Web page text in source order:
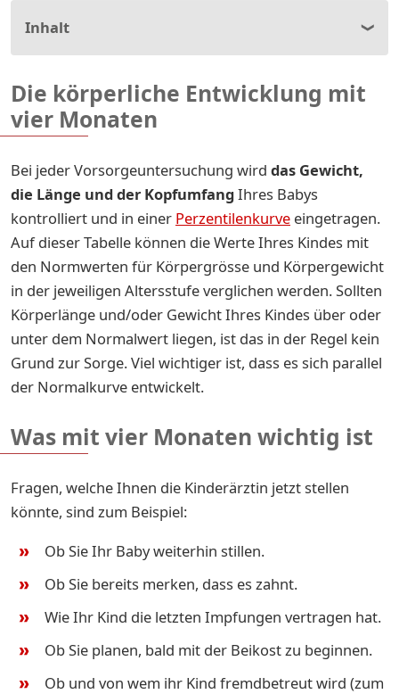
Inhalt
Die körperliche Entwicklung mit
vier Monaten
Bei jeder Vorsorgeuntersuchung wird das Gewicht,
die Länge und der KopfumfangIhres Babys
kontrolliert und in einer Perzentilenkurve eingetragen.
Auf dieser Tabelle können die Werte Ihres Kindes mit
den Normwerten für Körpergrösse und Körpergewicht
in der jeweiligen Altersstufe verglichen werden. Sollten
Körperlänge und/oder Gewicht Ihres Kindes über oder
unter dem Normalwert liegen, ist das in der Regel kein
Grund zur Sorge. Viel wichtiger ist, dass es sich parallel
der Normalkurve entwickelt.
Was mit vier Monaten wichtig ist
Fragen, welche Ihnen die Kinderärztin jetzt stellen
könnte, sind zum Beispiel:
Ob Sie Ihr Baby weiterhin stillen.
Ob Sie bereits merken, dass es zahnt.
Wie Ihr Kind die letzten Impfungen vertragen hat.
Ob Sie planen, bald mit der Beikost zu beginnen.
Ob und von wem ihr Kind fremdbetreut wird (zum